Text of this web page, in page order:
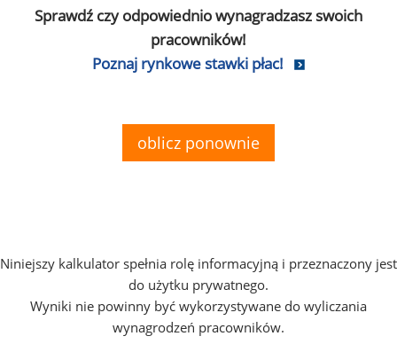
Sprawdź czy odpowiednio wynagradzasz swoich
pracowników!
Poznaj rynkowe stawki płac!
oblicz ponownie
Niniejszy kalkulator spełnia rolę informacyjną i przeznaczony jest
do użytku prywatnego.
Wyniki nie powinny być wykorzystywane do wyliczania
wynagrodzeń pracowników.